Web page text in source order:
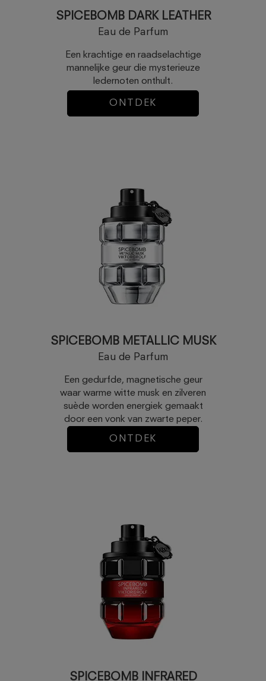
SPICEBOMB DARK LEATHER
Eau de Parfum
Een krachtige en raadselachtige
mannelijke geur die mysterieuze
ledernoten onthult.
ONTDEK
SPICEBOMB METALLIC MUSK
Eau de Parfum
Een gedurfde, magnetische geur
waar warme witte musk en zilveren
suède worden energiek gemaakt
door een vonk van zwarte peper.
ONTDEK
SPICEBOMB INFRARED